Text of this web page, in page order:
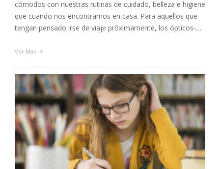
cómodos con nuestras rutinas de cuidado, belleza e higiene
que cuando nos encontramos en casa. Para aquellos que
tengan pensado irse de viaje próximamente, los ópticos-
el uso de lentillas solo conlleve beneficios, sin importar el
Ver Más